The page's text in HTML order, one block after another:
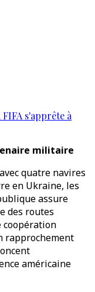
s'apprête à
militaire
quatre navires
en Ukraine, les
assure
des routes
coopération
rapprochement
américaine